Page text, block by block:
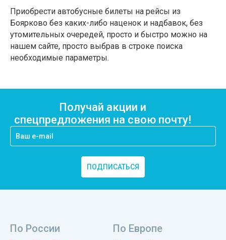
Приобрести автобусные билеты на рейсы из
Боярково без каких-либо наценок и надбавок, без
утомительных очередей, просто и быстро можно на
нашем сайте, просто выбрав в строке поиска
необходимые параметры.
Получай акции и
спецпредложения на свою почту!
ПОДПИСАТЬСЯ
По России По Европе